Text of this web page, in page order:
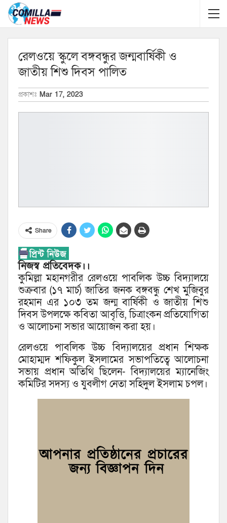
রেলওয়ে স্কুলে বঙ্গবন্ধুর জন্মবার্ষিকী ও
জাতীয় শিশু দিবস পালিত
প্রকাশঃ Mar 17, 2023
Share
নিজস্ব প্রতিবেদক।।
কুমিল্লা মহানগরীর রেলওয়ে পাবলিক উচ্চ বিদ্যালয়ে
শুক্রবার (১৭ মার্চ) জাতির জনক বঙ্গবন্ধু শেখ মুজিবুর
রহমান এর ১০৩ তম জন্ম বার্ষিকী ও জাতীয় শিশু
দিবস উপলক্ষে কবিতা আবৃত্তি, চিত্রাংকন প্রতিযোগিতা
ও আলোচনা সভার আয়োজন করা হয়।
রেলওয়ে পাবলিক উচ্চ বিদ্যালয়ের প্রধান শিক্ষক
মোহাম্মদ শফিকুল ইসলামের সভাপতিত্বে আলোচনা
সভায় প্রধান অতিথি ছিলেন- বিদ্যালয়ের ম্যানেজিং
কমিটির সদস্য ও যুবলীগ নেতা সহিদুল ইসলাম চপল।